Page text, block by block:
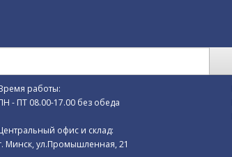
работы:
- ПТ 08.00-17.00 без обеда
офис и склад:
Минск, ул.Промышленная, 21